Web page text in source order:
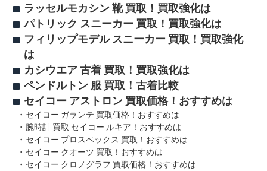
ラッセルモカシン 靴 買取！買取強化は
パトリック スニーカー 買取！買取強化は
フィリップモデル スニーカー 買取！買取強化
は
カシウエア 古着 買取！買取強化は
ペンドルトン 服 買取！古着比較
セイコー アストロン 買取価格！おすすめは
セイコー ガランテ 買取価格！おすすめは
腕時計 買取 セイコー ルキア！おすすめは
セイコー プロスペックス 買取！おすすめは
セイコー クオーツ 買取！おすすめは
セイコー クロノグラフ 買取価格！おすすめは